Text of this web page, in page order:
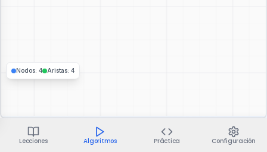
Nodos: 4 Aristas: 4
Lecciones Algoritmos Práctica Configuración